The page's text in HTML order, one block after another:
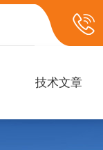
技术文章